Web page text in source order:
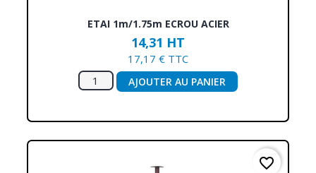
ETAI 1m/1.75m ECROU ACIER
14,31 HT
17,17 € TTC
AJOUTER AU PANIER
favorite_border